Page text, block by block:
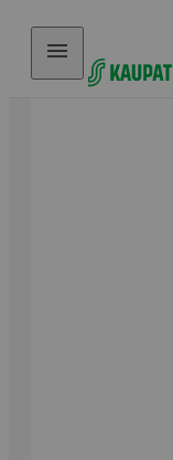
Hyppää sisältöön